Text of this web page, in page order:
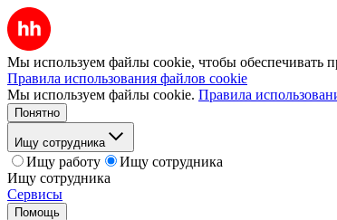
Мы используем файлы cookie, чтобы обеспечивать
Правила использования файлов cookie
Мы используем файлы cookie. Правила
Понятно
Ищу сотрудника
Ищу работу
Ищу сотрудника
Ищу сотрудника
Сервисы
Помощь